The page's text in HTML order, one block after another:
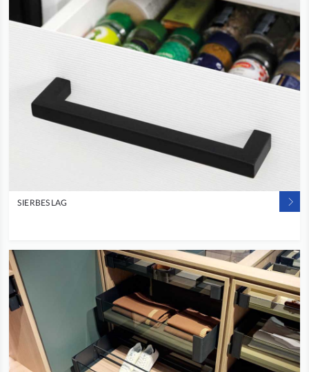
SIERBESLAG